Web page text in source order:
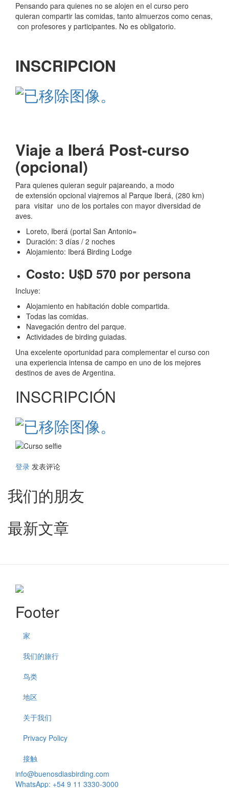
Pensando para quienes no se alojen en el curso pero
quieran compartir las comidas, tanto almuerzos como cenas,
con profesores y participantes. No es obligatorio.
INSCRIPCION
Viaje a Iberá Post-curso
(opcional)
Para quienes quieran seguir pajareando, a modo
de extensión opcional viajremos al Parque Iberá, (280 km)
para visitar uno de los portales con mayor diversidad de
aves.
Loreto, Iberá (portal San Antonio=
Duración: 3 días / 2 noches
Alojamiento: Iberá Birding Lodge
Costo: U$D 570 por persona
Incluye:
Alojamiento en habitación doble compartida.
Todas las comidas.
Navegación dentro del parque.
Actividades de birding guiadas.
Una excelente oportunidad para complementar el curso con
una experiencia intensa de campo en uno de los mejores
destinos de aves de Argentina.
INSCRIPCIÓN
登录 发表评论
我们的朋友
最新文章
Footer
家
我们的旅行
鸟类
地区
关于我们
Privacy Policy
接触
info@buenosdiasbirding.com
WhatsApp: +54 9 11 3330-3000